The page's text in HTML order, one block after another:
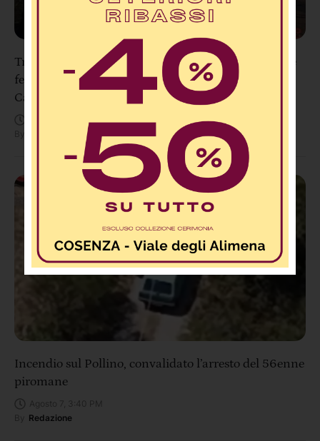
Tragedia sulla SS106 a Pietragrande: un morto e tre
feriti dopo uno scontro tra due auto e una moto nel
Catanzarese
Agosto 8, 11:48 AM
Incendio sul Pollino, convalidato l’arresto del 56enne
piromane
Redazione